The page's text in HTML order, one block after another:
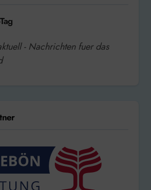
- Nachrichten fuer das